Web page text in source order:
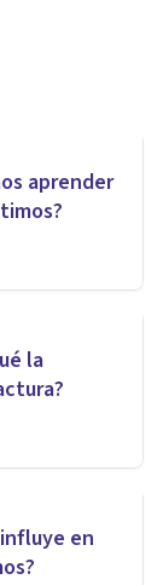
aprender
la
en